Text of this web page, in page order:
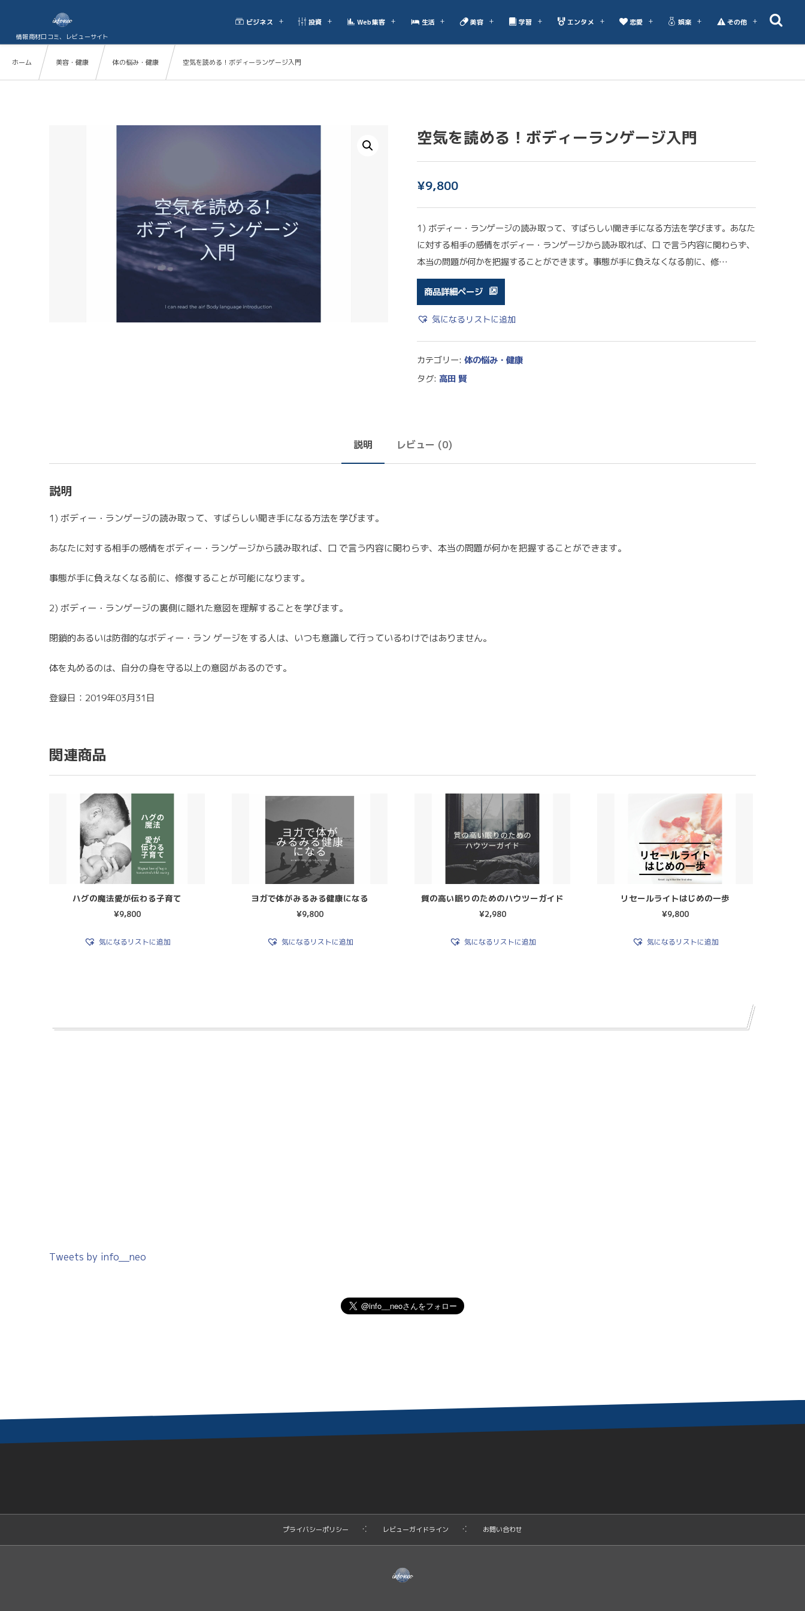
情報商材口コミ、レビューサイト
ビジネス 投資 Web集客 生活 美容 学習 エンタメ 恋愛 娯楽 その他
ホーム 美容・健康 体の悩み・健康 空気を読める！ボディーランゲージ入門
空気を読める！ボディーランゲージ入門
¥9,800
1) ボディー・ランゲージの読み取って、すばらしい聞き手になる方法を学びます。あなた
に対する相手の感情をボディー・ランゲージから読み取れば、口 で言う内容に関わらず、
本当の問題が何かを把握することができます。事態が手に負えなくなる前に、修…
商品詳細ページ
気になるリストに追加
カテゴリー: 体の悩み・健康
タグ: 高田 賢
説明 レビュー (0)
説明
1) ボディー・ランゲージの読み取って、すばらしい聞き手になる方法を学びます。
あなたに対する相手の感情をボディー・ランゲージから読み取れば、口 で言う内容に関わらず、本当の問題が何かを把握することができます。
事態が手に負えなくなる前に、修復することが可能になります。
2) ボディー・ランゲージの裏側に隠れた意図を理解することを学びます。
閉鎖的あるいは防御的なボディー・ラン ゲージをする人は、いつも意識して行っているわけではありません。
体を丸めるのは、自分の身を守る以上の意図があるのです。
登録日：2019年03月31日
関連商品
ハグの魔法愛が伝わる子育て
¥9,800
気になるリストに追加
ヨガで体がみるみる健康になる
¥9,800
気になるリストに追加
質の高い眠りのためのハウツーガイド
¥2,980
気になるリストに追加
リセールライトはじめの一歩
¥9,800
気になるリストに追加
Tweets by info__neo
プライバシーポリシー レビューガイドライン お問い合わせ